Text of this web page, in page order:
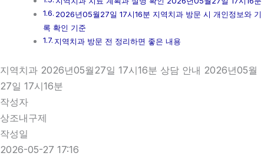
2026년05월27일 17시16분 지역치과 방문 시 개인정보와 기
록 확인 기준
지역치과 방문 전 정리하면 좋은 내용
지역치과 2026년05월27일 17시16분 상담 안내 2026년05월
27일 17시16분
작성자
상조내구제
작성일
2026-05-27 17:16